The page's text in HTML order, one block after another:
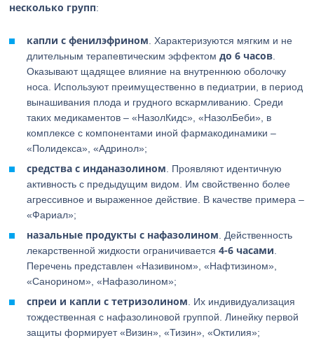
несколько групп:
капли с фенилэфрином . Характеризуются мягким и не
длительным терапевтическим эффектомдо 6 часов
Оказывают щадящее влияние на внутреннюю оболочку
носа. Используют преимущественно в педиатрии, в период
вынашивания плода и грудного вскармливанию. Среди
таких медикаментов – «НазолКидс», «НазолБеби», в
комплексе с компонентами иной фармакодинамики –
«Полидекса», «Адринол»;
средства с инданазолином . Проявляют идентичную
активность с предыдущим видом. Им свойственно более
агрессивное и выраженное действие. В качестве примера –
«Фариал»;
назальные продукты с нафазолином . Действенность
лекарственной жидкости ограничивается4-6 часами
Перечень представлен «Називином», «Нафтизином»,
«Санорином», «Нафазолином»;
спреи и капли с тетризолином . Их индивидуализация
тождественная с нафазолиновой группой. Линейку первой
защиты формирует «Визин», «Тизин», «Октилия»;